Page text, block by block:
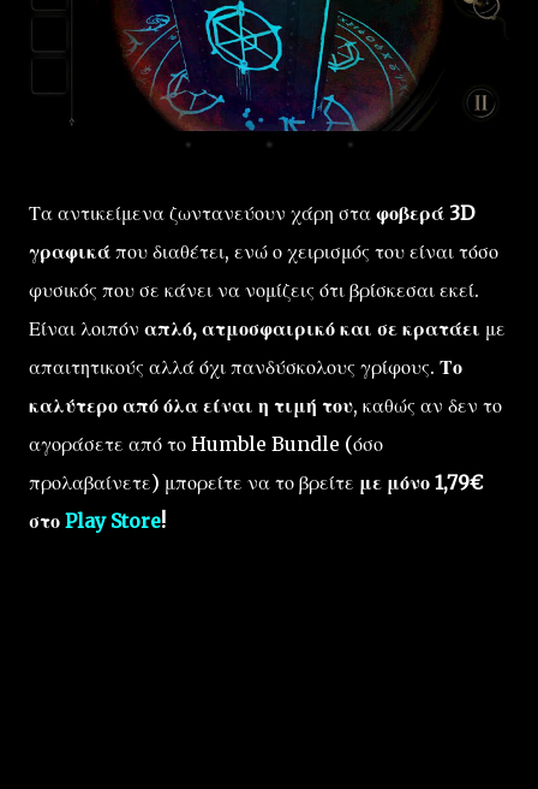
Τα αντικείμενα ζωντανεύουν χάρη στα φοβερά 3D
γραφικά που διαθέτει, ενώ ο χειρισμός του είναι τόσο
φυσικός που σε κάνει να νομίζεις ότι βρίσκεσαι εκεί.
Είναι λοιπόν απλό, ατμοσφαιρικό και σε κρατάει με
απαιτητικούς αλλά όχι πανδύσκολους γρίφους. Το
καλύτερο από όλα είναι η τιμή του, καθώς αν δεν το
αγοράσετε από το Humble Bundle (όσο
προλαβαίνετε) μπορείτε να το βρείτε με μόνο 1,79€
στο Play Store!